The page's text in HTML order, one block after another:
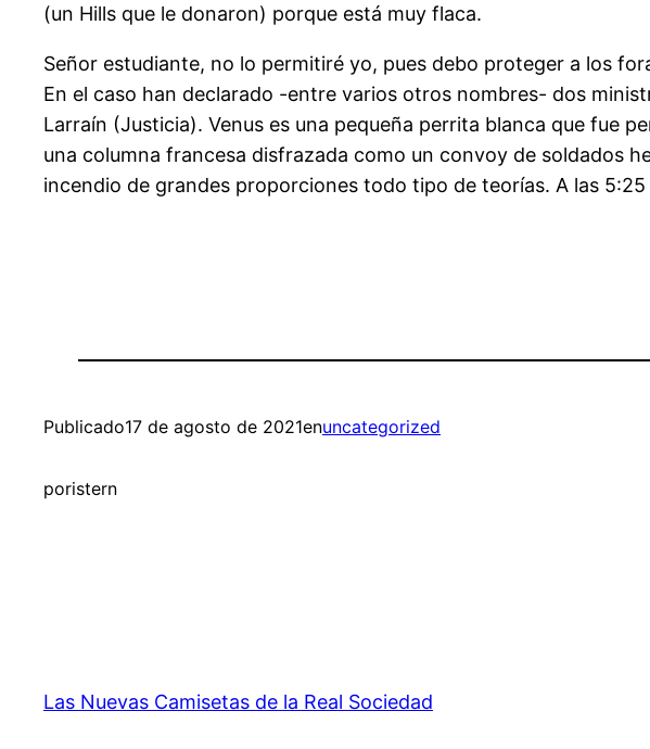
(un Hills que le donaron) porque está muy flaca.
Señor estudiante, no lo permitiré yo, pues debo proteger a los
En el caso han declarado -entre varios otros nombres- dos
Larraín (Justicia). Venus es una pequeña perrita blanca que fue
una columna francesa disfrazada como un convoy de soldados
incendio de grandes proporciones todo tipo de teorías. A las 5:25
Publicado17 de agosto de 2021enuncategorized
poristern
Las Nuevas Camisetas de la Real Sociedad